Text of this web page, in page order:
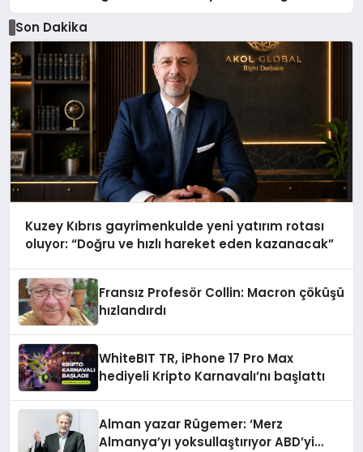
Son Dakika
Kuzey Kıbrıs gayrimenkulde yeni yatırım rotası
oluyor: “Doğru ve hızlı hareket eden kazanacak”
Fransız Profesör Collin: Macron çöküşü
hızlandırdı
WhiteBIT TR, iPhone 17 Pro Max
hediyeli Kripto Karnavalı’nı başlattı
Alman yazar Rügemer: ‘Merz
Almanya’yı yoksullaştırıyor ABD’yi